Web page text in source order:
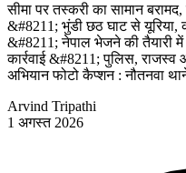
सीमा पर तस्करी का सामान
&#8211; भुंडी छठ घाट से
&#8211; नेपाल भेजने की तैयारी
कार्रवाई &#8211; पुलिस,
अभियान फोटो कैप्शन : नौतनवा
Arvind Tripathi
1 अगस्त 2026